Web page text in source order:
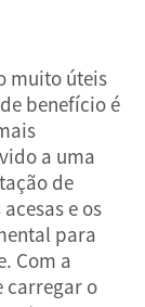
muito úteis
benefício é
a uma
de
e os
para
Com a
carregar o